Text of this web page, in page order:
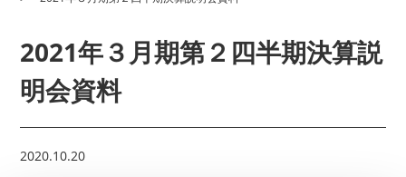
2021年３月期第２四半期決算説
明会資料
2020.10.20